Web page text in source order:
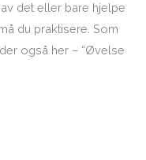
det eller bare hjelpe
du praktisere. Som
også her – “Øvelse